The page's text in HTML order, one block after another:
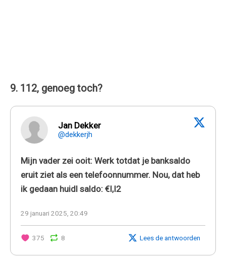
9. 112, genoeg toch?
Jan Dekker
@dekkerjh
Mijn vader zei ooit: Werk totdat je banksaldo
eruit ziet als een telefoonnummer. Nou, dat heb
ik gedaan huidl saldo: €I,I2
29 januari 2025, 20:49
375 8 Lees de antwoorden